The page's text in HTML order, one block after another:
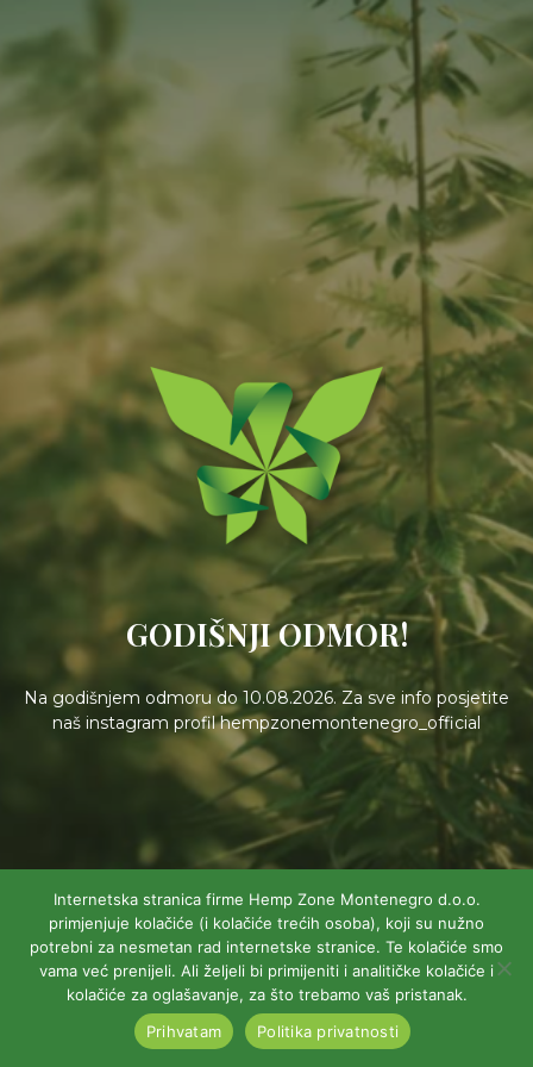
GODIŠNJI ODMOR!
Na godišnjem odmoru do 10.08.2026. Za sve info posjetite
naš instagram profil hempzonemontenegro_official
Internetska stranica firme Hemp Zone Montenegro d.o.o.
primjenjuje kolačiće (i kolačiće trećih osoba), koji su nužno
potrebni za nesmetan rad internetske stranice. Te kolačiće smo
vama već prenijeli. Ali željeli bi primijeniti i analitičke kolačiće i
kolačiće za oglašavanje, za što trebamo vaš pristanak.
Prihvatam
Politika privatnosti